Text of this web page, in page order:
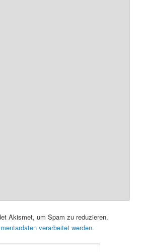
Akismet, um Spam zu reduzieren.
verarbeitet werden.